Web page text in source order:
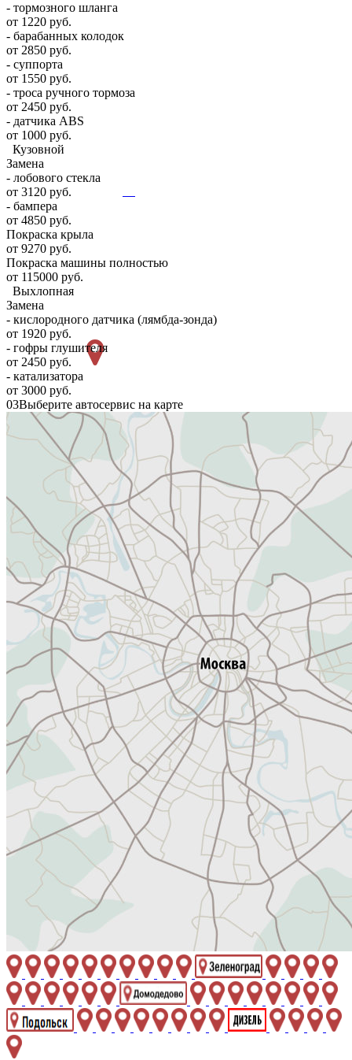
- тормозного шланга
от 1220 руб.
- барабанных колодок
от 2850 руб.
- суппорта
от 1550 руб.
- троса ручного тормоза
от 2450 руб.
- датчика ABS
от 1000 руб.
Кузовной
Замена
- лобового стекла
от 3120 руб.
- бампера
от 4850 руб.
Покраска крыла
от 9270 руб.
Покраска машины полностью
от 115000 руб.
Выхлопная
Замена
- кислородного датчика (лямбда-зонда)
от 1920 руб.
- гофры глушителя
от 2450 руб.
- катализатора
от 3000 руб.
03Выберите автосервис на карте